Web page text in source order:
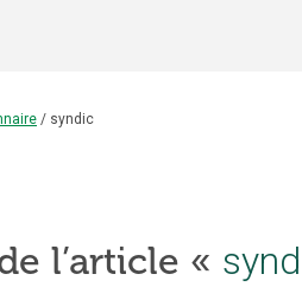
/ syndic
l’article «